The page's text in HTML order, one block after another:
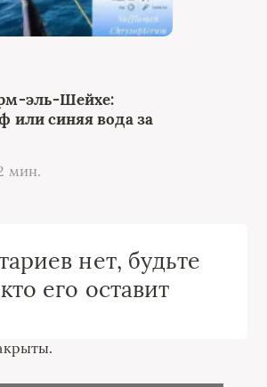
эль-Шейхе:
или синяя вода за
мин.
нет, будьте
его оставит